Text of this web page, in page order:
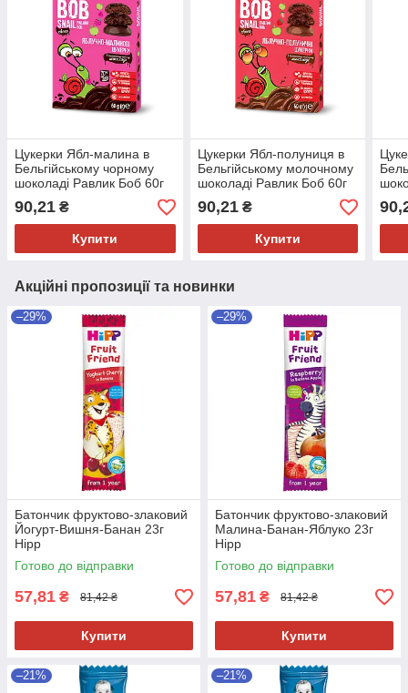
Цукерки Ябл-малина в
Бельгійському чорному
шоколаді Равлик Боб 60г
90,21 ₴
Купити
Цукерки Ябл-полуниця в
Бельгійському молочному
шоколаді Равлик Боб 60г
90,21₴
Купити
Акційні пропозиції та новинки
–29%
Батончик фруктово-злаковий
Йогурт-Вишня-Банан 23г
Hipp
Готово до відправки
57,81 ₴ 81,42 ₴
Купити
–29%
Батончик фруктово-злаковий
Малина-Банан-Яблуко 23г
Hipp
Готово до відправки
57,81 ₴ 81,42 ₴
Купити
–21% –21%